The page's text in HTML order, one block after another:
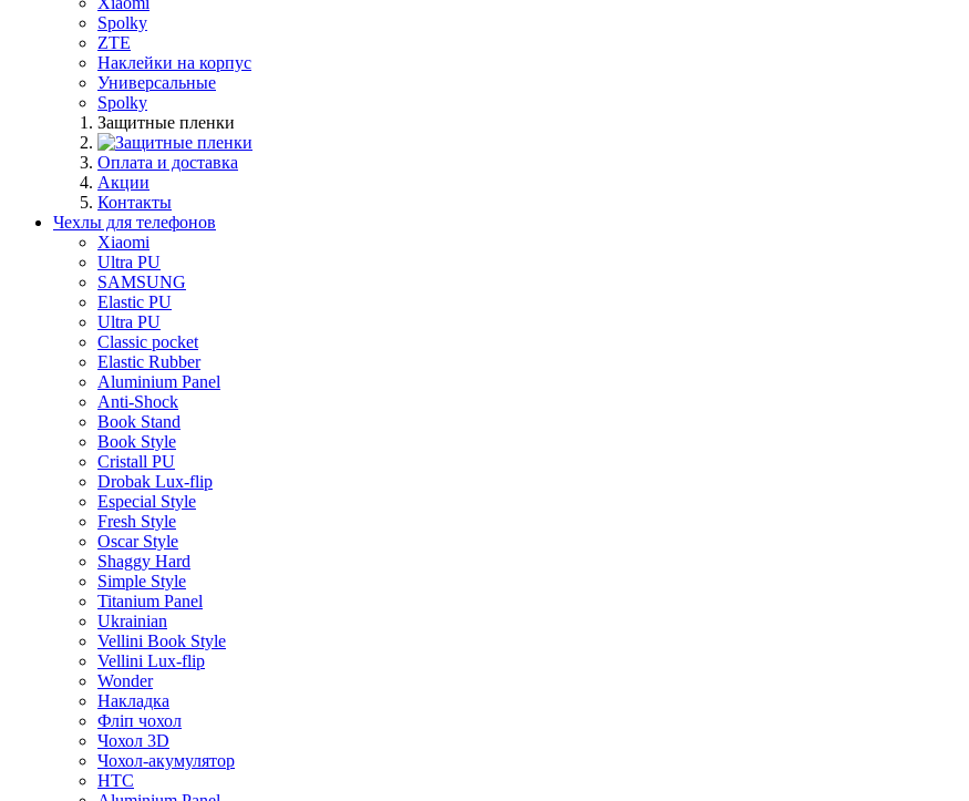
Spolky
ZTE
Наклейки на корпус
Универсальные
Spolky
Защитные пленки
Оплата и доставка
Акции
Контакты
Чехлы для телефонов
Xiaomi
Ultra PU
SAMSUNG
Elastic PU
Ultra PU
Classic pocket
Elastic Rubber
Aluminium Panel
Anti-Shock
Book Stand
Book Style
Cristall PU
Drobak Lux-flip
Especial Style
Fresh Style
Oscar Style
Shaggy Hard
Simple Style
Titanium Panel
Ukrainian
Vellini Book Style
Vellini Lux-flip
Wonder
Накладка
Фліп чохол
Чохол 3D
Чохол-акумулятор
HTC